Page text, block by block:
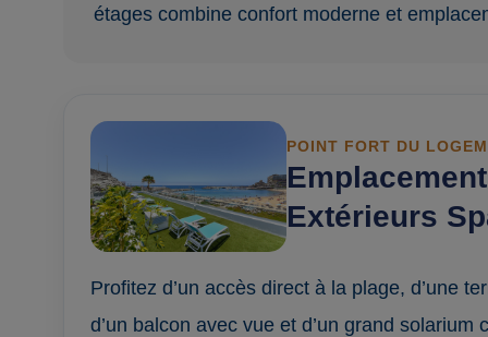
étages combine confort moderne et
POINT FORT DU
Extérieurs
Profitez d’un accès direct à la plage, d’une
d’un balcon avec vue et d’un grand